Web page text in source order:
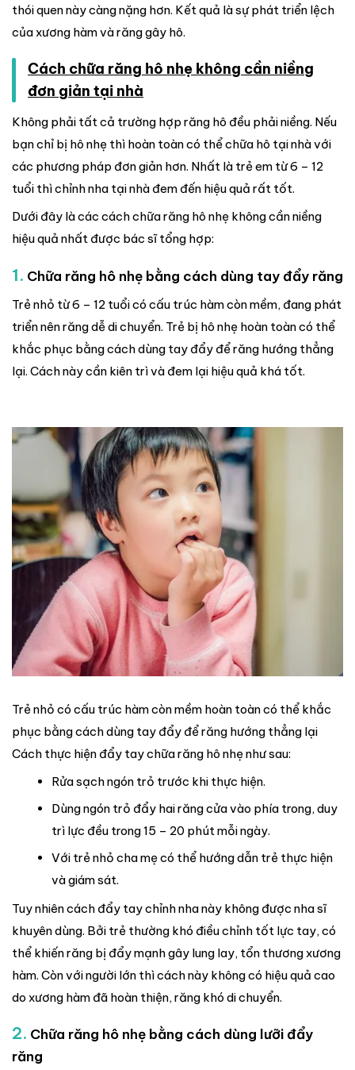
thói quen này càng nặng hơn. Kết quả là sự phát triển lệch
của xương hàm và răng gây hô.
Cách chữa răng hô nhẹ không cần niềng
đơn giản tại nhà
Không phải tất cả trường hợp răng hô đều phải niềng. Nếu
bạn chỉ bị hô nhẹ thì hoàn toàn có thể chữa hô tại nhà với
các phương pháp đơn giản hơn. Nhất là trẻ em từ 6 – 12
tuổi thì chỉnh nha tại nhà đem đến hiệu quả rất tốt.
Dưới đây là các cách chữa răng hô nhẹ không cần niềng
hiệu quả nhất được bác sĩ tổng hợp:
1. Chữa răng hô nhẹ bằng cách dùng tay đẩy răng
Trẻ nhỏ từ 6 – 12 tuổi có cấu trúc hàm còn mềm, đang phát
triển nên răng dễ di chuyển. Trẻ bị hô nhẹ hoàn toàn có thể
khắc phục bằng cách dùng tay đẩy để răng hướng thẳng
lại. Cách này cần kiên trì và đem lại hiệu quả khá tốt.
Trẻ nhỏ có cấu trúc hàm còn mềm hoàn toàn có thể khắc
phục bằng cách dùng tay đẩy để răng hướng thẳng lại
Cách thực hiện đẩy tay chữa răng hô nhẹ như sau:
Rửa sạch ngón trỏ trước khi thực hiện.
Dùng ngón trỏ đẩy hai răng cửa vào phía trong, duy
trì lực đều trong 15 – 20 phút mỗi ngày.
Với trẻ nhỏ cha mẹ có thể hướng dẫn trẻ thực hiện
và giám sát.
Tuy nhiên cách đẩy tay chỉnh nha này không được nha sĩ
khuyên dùng. Bởi trẻ thường khó điều chỉnh tốt lực tay, có
thể khiến răng bị đẩy mạnh gây lung lay, tổn thương xương
hàm. Còn với người lớn thì cách này không có hiệu quả cao
do xương hàm đã hoàn thiện, răng khó di chuyển.
2. Chữa răng hô nhẹ bằng cách dùng lưỡi đẩy
răng